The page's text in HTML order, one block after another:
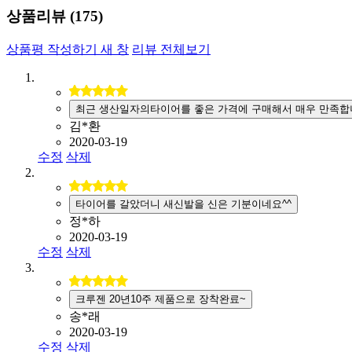
상품리뷰 (175)
상품평 작성하기 새 창 리뷰 전체보기
최근 생산일자의타이어를 좋은 가격에 구매해서 매우 만족합
김*환
2020-03-19
수정 삭제
타이어를 갈았더니 새신발을 신은 기분이네요^^
정*하
2020-03-19
수정 삭제
크루젠 20년10주 제품으로 장착완료~
송*래
2020-03-19
수정 삭제